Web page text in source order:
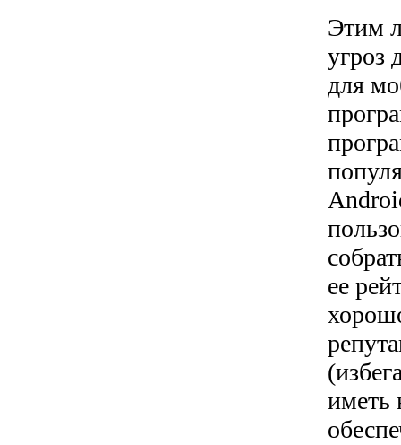
Этим
угроз
для
ее
иметь